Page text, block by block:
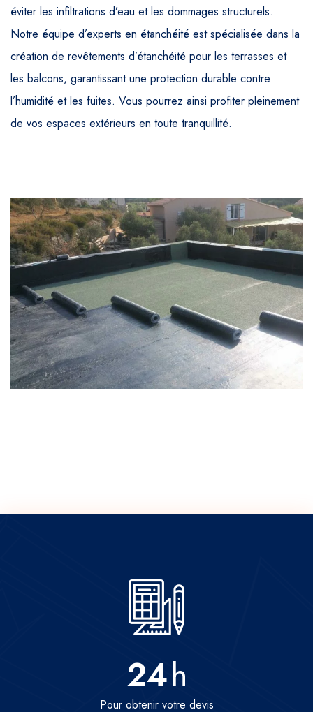
éviter les infiltrations d’eau et les dommages structurels.
Notre équipe d’experts en étanchéité est spécialisée dans la
création de revêtements d’étanchéité pour les terrasses et
les balcons, garantissant une protection durable contre
l’humidité et les fuites. Vous pourrez ainsi profiter pleinement
de vos espaces extérieurs en toute tranquillité.
24h
Pour obtenir votre devis